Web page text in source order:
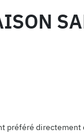
préféré